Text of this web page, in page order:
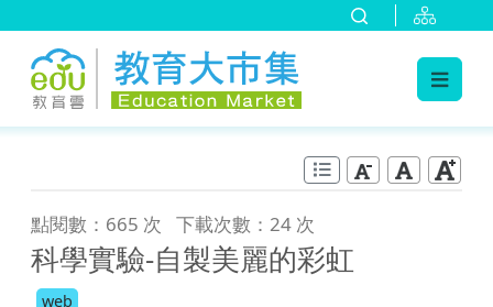
點閱數：665 次 下載次數：24 次
科學實驗-自製美麗的彩虹
web